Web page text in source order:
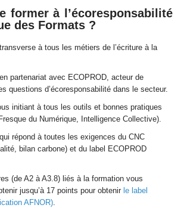
former à l’écoresponsabilité
des Formats ?
à tous les métiers de l’écriture à la
partenariat avec ECOPROD, acteur de
questions d’écoresponsabilité dans le secteur.
initiant à tous les outils et bonnes pratiques
du Numérique, Intelligence Collective).
répond à toutes les exigences du CNC
bilan carbone) et du label ECOPROD
(de A2 à A3.8) liés à la formation vous
jusqu’à 17 points pour obtenir le label
AFNOR).